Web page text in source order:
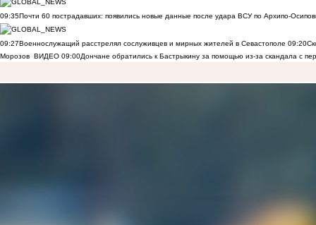
09:35Почти 60 пострадавших: появились новые данные после удара ВСУ по Архипо-
09:27Военнослужащий расстрелял сослуживцев и мирных жителей в Севастополе 09:20
Морозов ВИДЕО 09:00Дончане обратились к Бастрыкину за помощью из-за скандала с